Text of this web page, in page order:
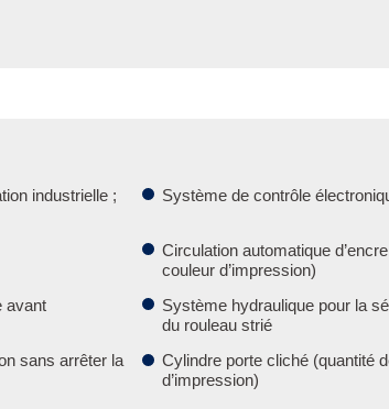
industrielle ;
Système de contrôle
Circulation automatique
couleur d’impression)
avant
Système hydraulique pour la
du rouleau strié
sans arrêter la
Cylindre porte cliché (quantité
d’impression)